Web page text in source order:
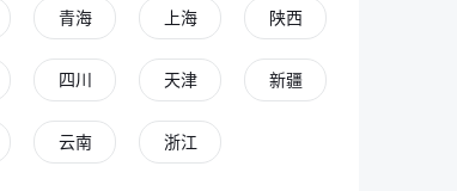
青海 上海 陕西
四川 天津 新疆
云南 浙江
同学 你好
我是你的专属AI老师